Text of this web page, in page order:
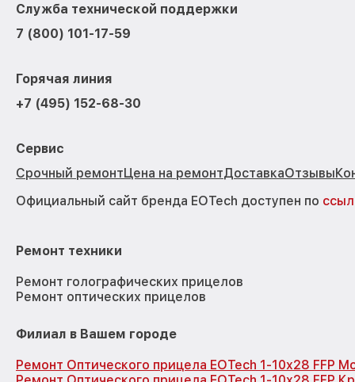
Служба технической поддержки
7 (800) 101-17-59
Горячая линия
+7 (495) 152-68-30
Сервис
Срочный ремонтЦена на ремонтДоставкаОтзывы
Официальный сайт бренда EOTech доступен по
Ремонт техники
Ремонт голографических прицелов
Ремонт оптических прицелов
Филиал в Вашем городе
Ремонт Оптического прицела EOTech 1-10x28 FFP